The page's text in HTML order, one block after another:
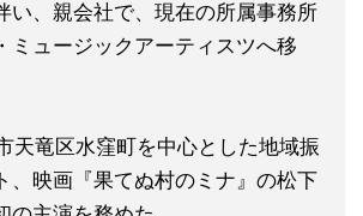
い、親会社で、現在の所属事務所
ミュージックアーティスツへ移
天竜区水窪町を中心とした地域振
、映画『果てぬ村のミナ』の松下